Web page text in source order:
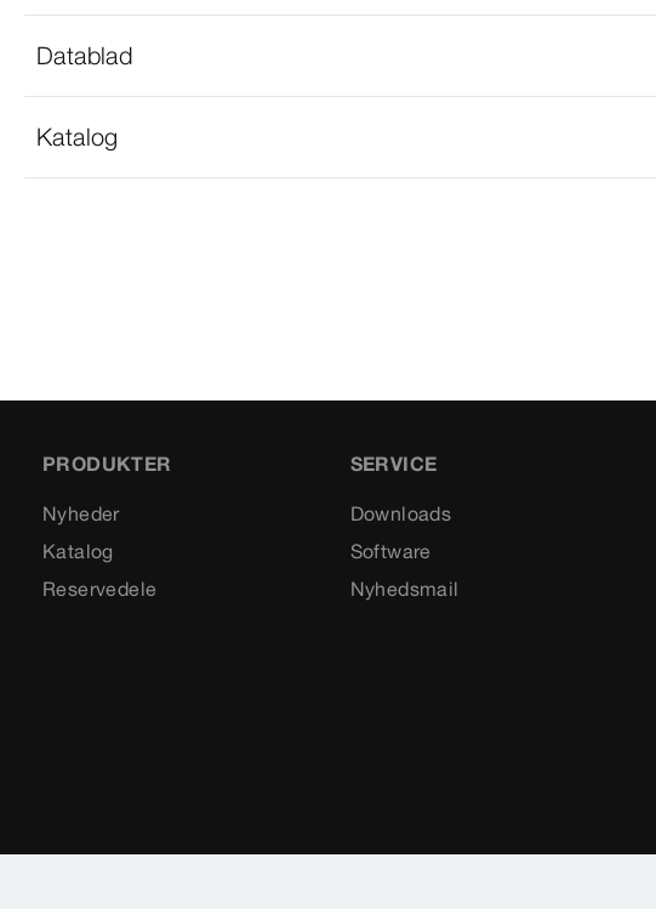
Datablad
Katalog
PRODUKTER
Nyheder
Katalog
Reservedele
SERVICE
Downloads
Software
Nyhedsmail